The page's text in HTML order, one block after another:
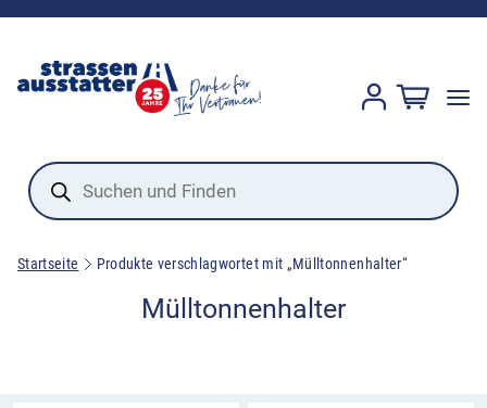
Products
search
Startseite Produkte verschlagwortet mit „Mülltonnenhalter“
Mülltonnenhalter